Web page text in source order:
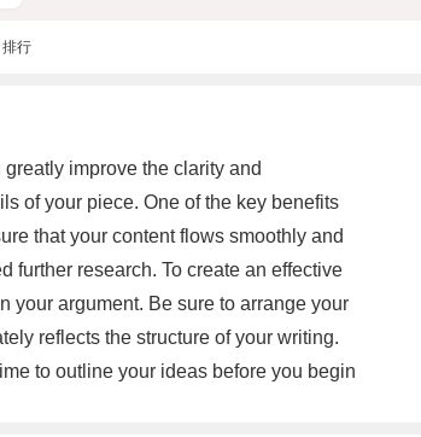
排行
improve the clarity and
of your piece. One of the key benefits
that your content flows smoothly and
further research. To create an effective
your argument. Be sure to arrange your
reflects the structure of your writing.
to outline your ideas before you begin